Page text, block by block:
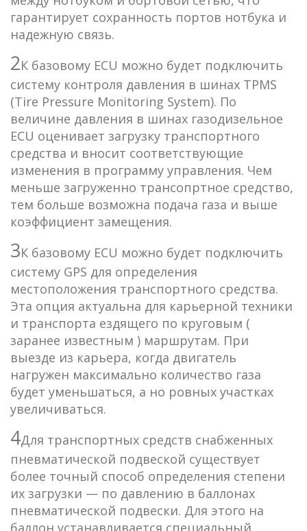
гарантирует сохранность портов нотбука и
надежную связь.
2К базовому ECU можно будет подключить
систему контроля давления в шинах TPMS
(Tire Pressure Monitoring System). По
величине давления в шинах газодизельное
ECU оценивает загрузку транспортного
средства и вносит соответствующие
изменения в программу управления. Чем
меньше загруженно трансопртное средство,
тем больше возможна подача газа и выше
коэффициент замещения.
3К базовому ECU можно будет подключить
систему GPS для определения
местоположения транспортного средства.
Эта опция актуальна для карьерной техники
и транспорта ездящего по круговым (
заранее известным ) маршрутам. При
выезде из карьера, когда двигатель
нагружен максимально количество газа
будет уменьшаться, а но ровных участках
увеличиваться.
4Для транспортных средств снабженных
пневматической подвеской существует
более точный способ определения степени
их загрузки — по давлению в баллонах
пневматической подвески. Для этого на
баллон устанавливается специальный